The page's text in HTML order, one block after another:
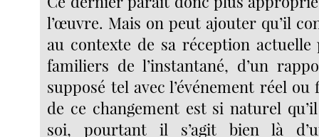
l’œuvre. Mais on peut ajouter qu’il
au contexte de sa réception actuelle
familiers de l’instantané, d’un
supposé tel avec l’événement réel
de ce changement est si naturel
soi, pourtant il s’agit bien là